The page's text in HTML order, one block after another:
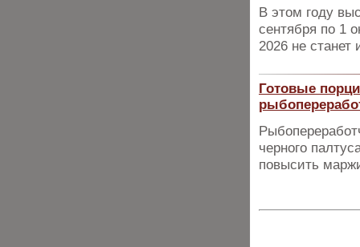
В этом году
сентября по 1
2026 не
Готовые
черного
повысить